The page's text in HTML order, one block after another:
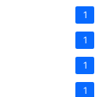
1
1
1
1